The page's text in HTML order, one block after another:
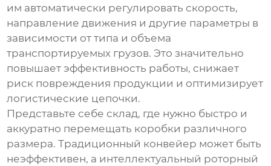
им автоматически регулировать скорость,
направление движения и другие параметры в
зависимости от типа и объема
транспортируемых грузов. Это значительно
повышает эффективность работы, снижает
риск повреждения продукции и оптимизирует
логистические цепочки.
Представьте себе склад, где нужно быстро и
аккуратно перемещать коробки различного
размера. Традиционный конвейер может быть
неэффективен, а интеллектуальный роторный